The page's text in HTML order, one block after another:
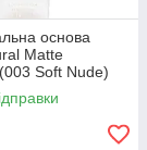
основа
Matte
Soft Nude)